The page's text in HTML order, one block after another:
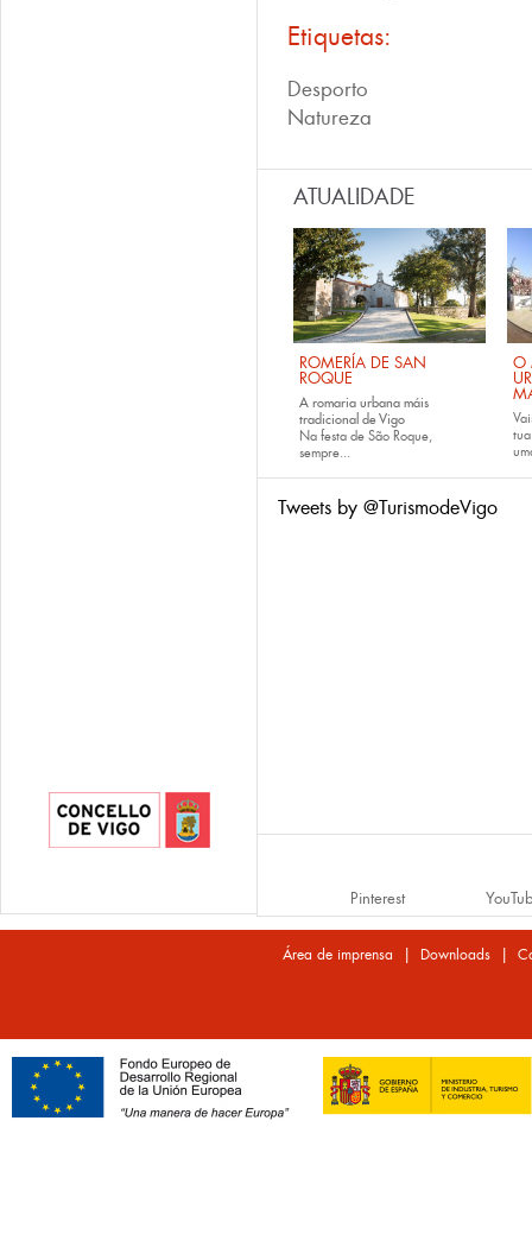
Etiquetas:
Desporto
Natureza
ATUALIDADE
ROMERÍA DE SAN
ROQUE
A romaria urbana máis
tradicional de Vigo
Na festa de São Roque,
sempre...
O
Tweets by @TurismodeVigo
Pinterest
Área de imprensa | Downloads |